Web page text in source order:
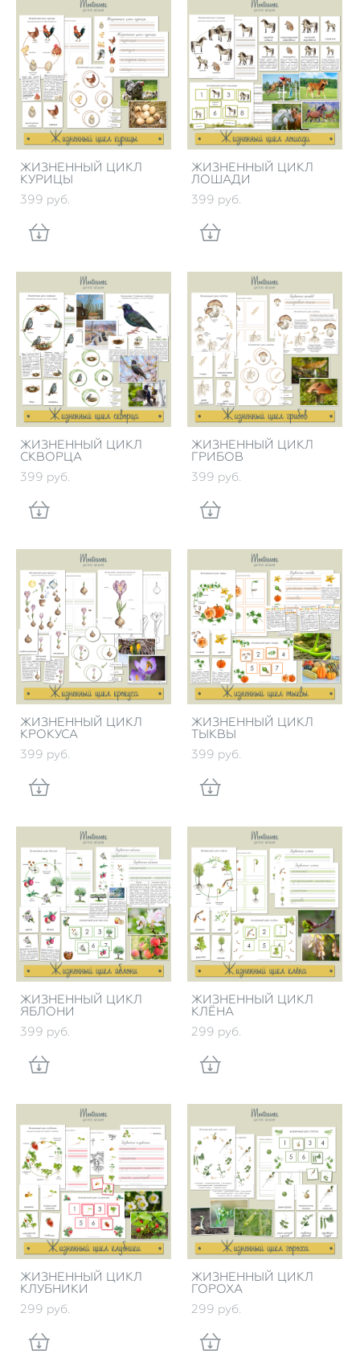
ЖИЗНЕННЫЙ ЦИКЛ
КУРИЦЫ
399 pуб.
ЖИЗНЕННЫЙ ЦИКЛ
ЛОШАДИ
399 pуб.
ЖИЗНЕННЫЙ ЦИКЛ
СКВОРЦА
399 pуб.
ЖИЗНЕННЫЙ ЦИКЛ
ГРИБОВ
399 pуб.
ЖИЗНЕННЫЙ ЦИКЛ
КРОКУСА
399 pуб.
ЖИЗНЕННЫЙ ЦИКЛ
ТЫКВЫ
399 pуб.
ЖИЗНЕННЫЙ ЦИКЛ
ЯБЛОНИ
399 pуб.
ЖИЗНЕННЫЙ ЦИКЛ
КЛЁНА
299 pуб.
ЖИЗНЕННЫЙ ЦИКЛ
КЛУБНИКИ
299 pуб.
ЖИЗНЕННЫЙ ЦИКЛ
ГОРОХА
299 pуб.